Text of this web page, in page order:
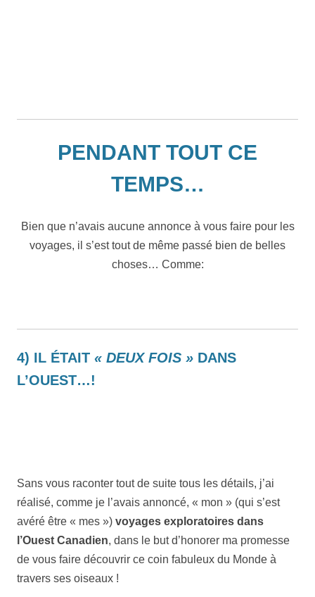
PENDANT TOUT CE
TEMPS…
Bien que n’avais aucune annonce à vous faire pour les
voyages, il s’est tout de même passé bien de belles
choses… Comme:
4) IL ÉTAIT « DEUX FOIS » DANS
L’OUEST…!
Sans vous raconter tout de suite tous les détails, j’ai
réalisé, comme je l’avais annoncé, « mon » (qui s’est
avéré être « mes ») voyages exploratoires dans
l’Ouest Canadien, dans le but d’honorer ma promesse
de vous faire découvrir ce coin fabuleux du Monde à
travers ses oiseaux !